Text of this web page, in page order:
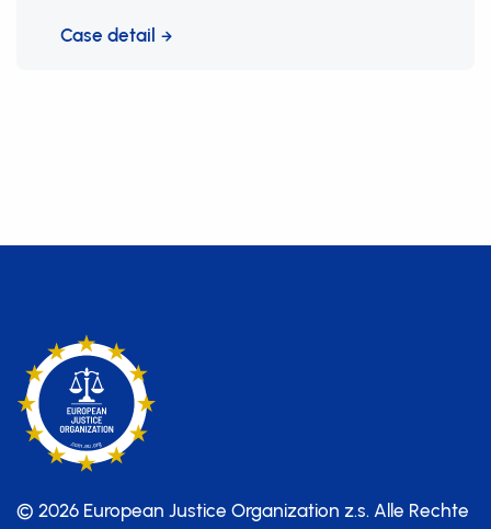
Case detail
© 2026 European Justice Organization z.s. Alle Rechte